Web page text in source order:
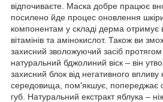
відпочиваєте. Маска добре працює
посилено йде процес оновлення
компонентам у складі дерма отримує
вітамінів та амінокислот. Також ви
захисний зволожуючий засіб
натуральний бджолиний віск – він
захисний блок від негативного
середовища, пом'якшує, попереджає
губ. Натуральний екстракт яблука –